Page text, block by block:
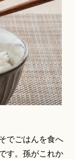
でごはんを食へ
す。孫がこれか